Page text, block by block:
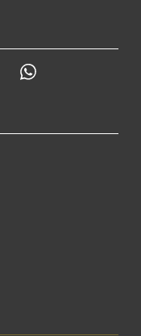
LinkedIn